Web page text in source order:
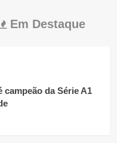
Em Destaque
campeão da Série A1